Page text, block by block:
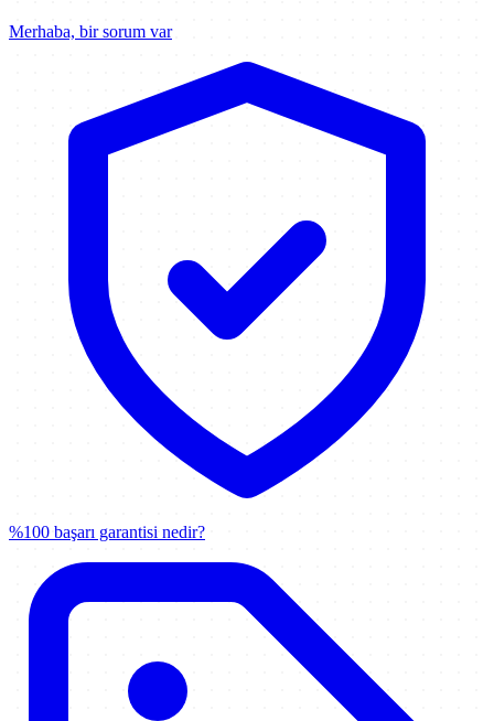
Merhaba, bir sorum var
%100 başarı garantisi nedir?